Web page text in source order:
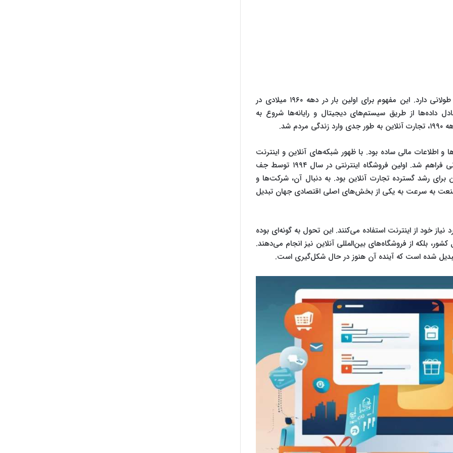
تجارت آنلاین یا خرید و فروش آنلاین، تاریخی نسبتاً طولانی دارد. این مفهوم برای اولین بار در دهه ۱۹۶۰ میلادی در
داده‌ها از طریق سیستم‌های دیجیتال و رایانه‌ها شروع به
شد.
و اطلاعات مالی ساده بود. با ظهور شبکه‌های آنلاین و اینترنت
جهانی، فرصت‌های جدیدی برای تجارت در سطح جهانی فراهم شد. اولین فروشگاه اینترنتی در سال ۱۹۹۴ توسط جف
برای رشد گسترده تجارت آنلاین بود. به دنبال آن، شرکت‌ها و
به سرعت به یکی از بخش‌های اصلی اقتصادی جهان تبدیل
خود از اینترنت استفاده می‌کنند. این تحول به گونه‌ای بوده
بلکه از فروشگاه‌های بین‌المللی آنلاین نیز انجام می‌دهند.
شده است که آینده آن هنوز در حال شکل‌گیری است.